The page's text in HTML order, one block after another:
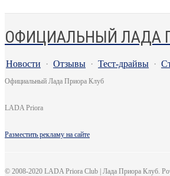
ОФИЦИАЛЬНЫЙ ЛАДА
Новости · Отзывы · Тест-драйвы ·
Официальный Лада Приора Клуб
LADA Priora
Разместить рекламу на сайте
© 2008-2020 LADA Priora Club | Лада Приора Клуб.